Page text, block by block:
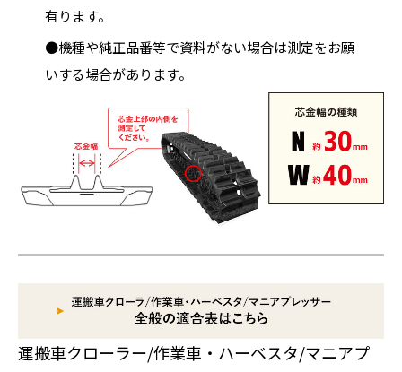
有ります。
●機種や純正品番等で資料がない場合は測定をお願
いする場合があります。
運搬車クローラー/作業車・ハーベスタ/マニアプ